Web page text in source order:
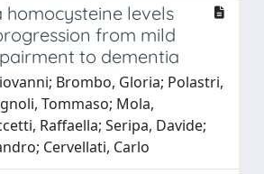
homocysteine levels
from mild
to dementia
Brombo, Gloria; Polastri,
Tommaso; Mola,
Raffaella; Seripa, Davide;
Cervellati, Carlo